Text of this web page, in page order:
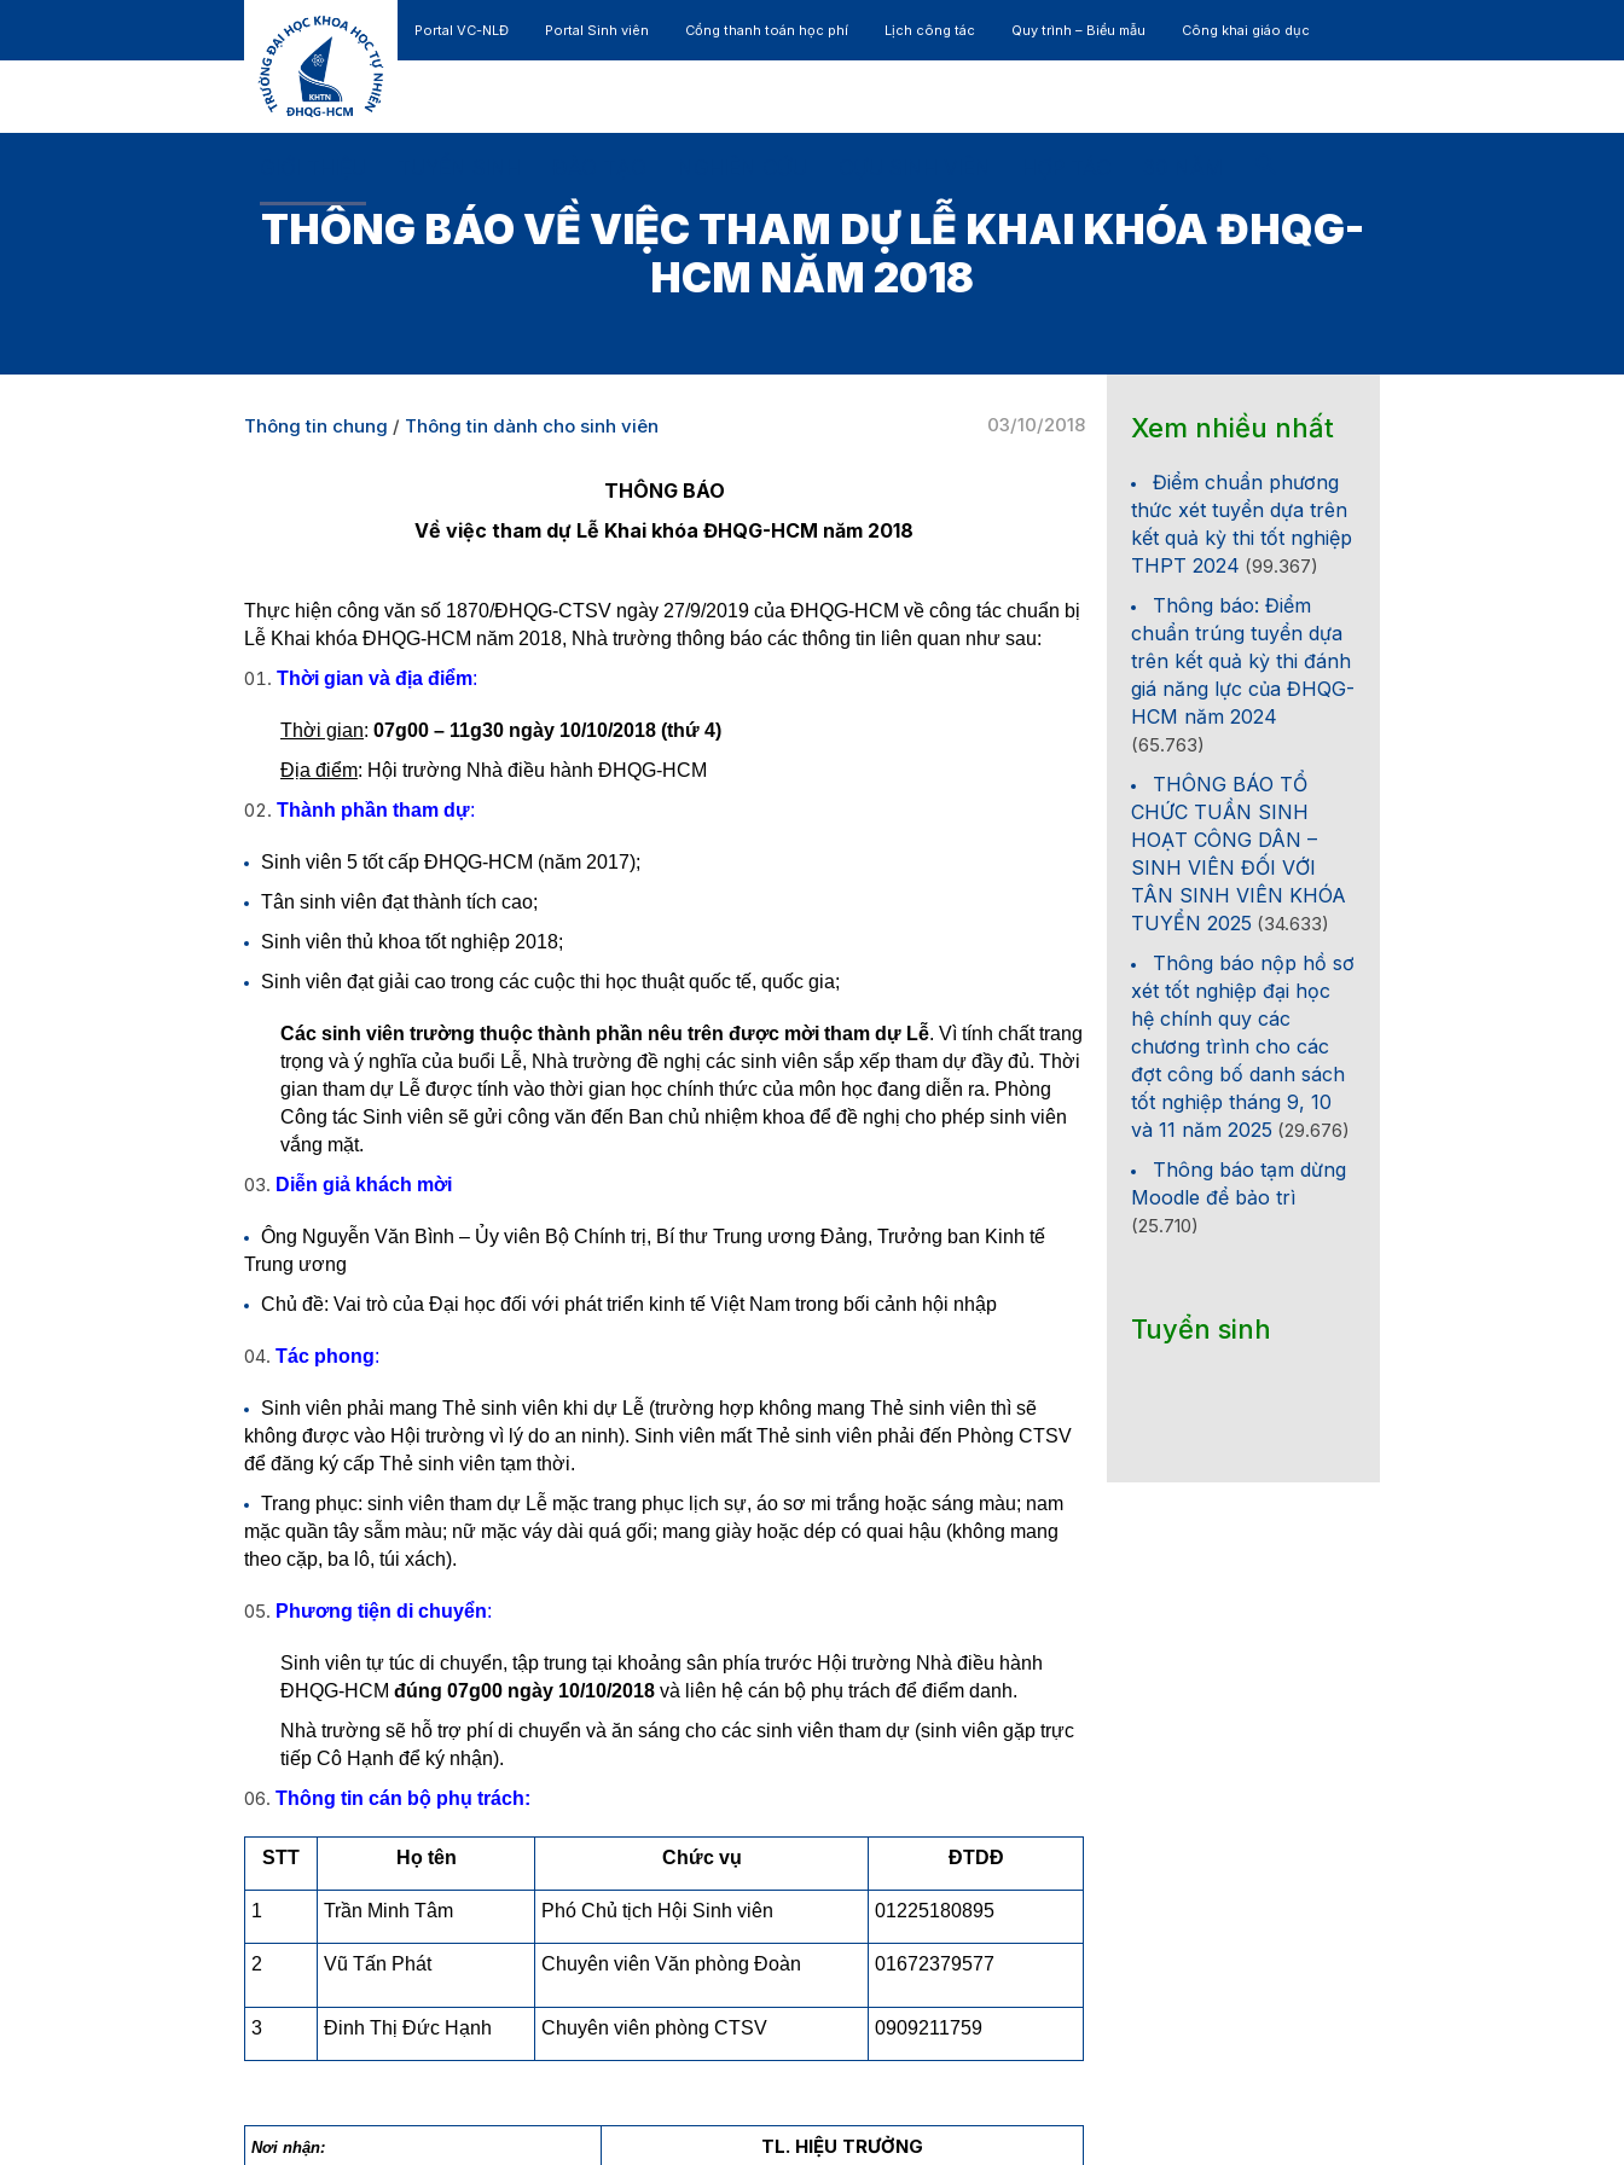
Portal VC-NLĐ Portal Sinh viên Cổng thanh toán học phí Lịch công tác Quy trình – Biểu mẫu Công khai giáo dục
THÔNG BÁO VỀ VIỆC THAM DỰ LỄ KHAI KHÓA ĐHQG-
HCM NĂM 2018
03/10/2018
Thông tin chung / Thông tin dành cho sinh viên
THÔNG BÁO
Về việc tham dự Lễ Khai khóa ĐHQG-HCM năm 2018
Thực hiện công văn số 1870/ĐHQG-CTSV ngày 27/9/2019 của ĐHQG-HCM về công tác chuẩn bị
Lễ Khai khóa ĐHQG-HCM năm 2018, Nhà trường thông báo các thông tin liên quan như sau:
Thời gian và địa điểm:
Thời gian: 07g00 – 11g30 ngày 10/10/2018 (thứ 4)
Địa điểm: Hội trường Nhà điều hành ĐHQG-HCM
Thành phần tham dự:
Sinh viên 5 tốt cấp ĐHQG-HCM (năm 2017);
Tân sinh viên đạt thành tích cao;
Sinh viên thủ khoa tốt nghiệp 2018;
Sinh viên đạt giải cao trong các cuộc thi học thuật quốc tế, quốc gia;
Các sinh viên trường thuộc thành phần nêu trên được mời tham dự Lễ. Vì tính chất trang
trọng và ý nghĩa của buổi Lễ, Nhà trường đề nghị các sinh viên sắp xếp tham dự đầy đủ. Thời
gian tham dự Lễ được tính vào thời gian học chính thức của môn học đang diễn ra. Phòng
Công tác Sinh viên sẽ gửi công văn đến Ban chủ nhiệm khoa để đề nghị cho phép sinh viên
vắng mặt.
Diễn giả khách mời
Ông Nguyễn Văn Bình – Ủy viên Bộ Chính trị, Bí thư Trung ương Đảng, Trưởng ban Kinh tế
Trung ương
Chủ đề: Vai trò của Đại học đối với phát triển kinh tế Việt Nam trong bối cảnh hội nhập
Tác phong:
Sinh viên phải mang Thẻ sinh viên khi dự Lễ (trường hợp không mang Thẻ sinh viên thì sẽ
không được vào Hội trường vì lý do an ninh). Sinh viên mất Thẻ sinh viên phải đến Phòng CTSV
để đăng ký cấp Thẻ sinh viên tạm thời.
Trang phục: sinh viên tham dự Lễ mặc trang phục lịch sự, áo sơ mi trắng hoặc sáng màu; nam
mặc quần tây sẫm màu; nữ mặc váy dài quá gối; mang giày hoặc dép có quai hậu (không mang
theo cặp, ba lô, túi xách).
Phương tiện di chuyển:
Sinh viên tự túc di chuyển, tập trung tại khoảng sân phía trước Hội trường Nhà điều hành
ĐHQG-HCM đúng 07g00 ngày 10/10/2018 và liên hệ cán bộ phụ trách để điểm danh.
Nhà trường sẽ hỗ trợ phí di chuyển và ăn sáng cho các sinh viên tham dự (sinh viên gặp trực
tiếp Cô Hạnh để ký nhận).
Thông tin cán bộ phụ trách:
STT Họ tên Chức vụ ĐTDĐ
1 Trần Minh Tâm Phó Chủ tịch Hội Sinh viên 01225180895
2 Vũ Tấn Phát Chuyên viên Văn phòng Đoàn 01672379577
3 Đinh Thị Đức Hạnh Chuyên viên phòng CTSV 0909211759
Nơi nhận:
TL. HIỆU TRƯỞNG
Xem nhiều nhất
Điểm chuẩn phương
thức xét tuyển dựa trên
kết quả kỳ thi tốt nghiệp
THPT 2024 (99.367)
Thông báo: Điểm
chuẩn trúng tuyển dựa
trên kết quả kỳ thi đánh
giá năng lực của ĐHQG-
HCM năm 2024
(65.763)
THÔNG BÁO TỔ
CHỨC TUẦN SINH
HOẠT CÔNG DÂN –
SINH VIÊN ĐỐI VỚI
TÂN SINH VIÊN KHÓA
TUYỂN 2025 (34.633)
Thông báo nộp hồ sơ
xét tốt nghiệp đại học
hệ chính quy các
chương trình cho các
đợt công bố danh sách
tốt nghiệp tháng 9, 10
và 11 năm 2025 (29.676)
Thông báo tạm dừng
Moodle để bảo trì
(25.710)
Tuyển sinh